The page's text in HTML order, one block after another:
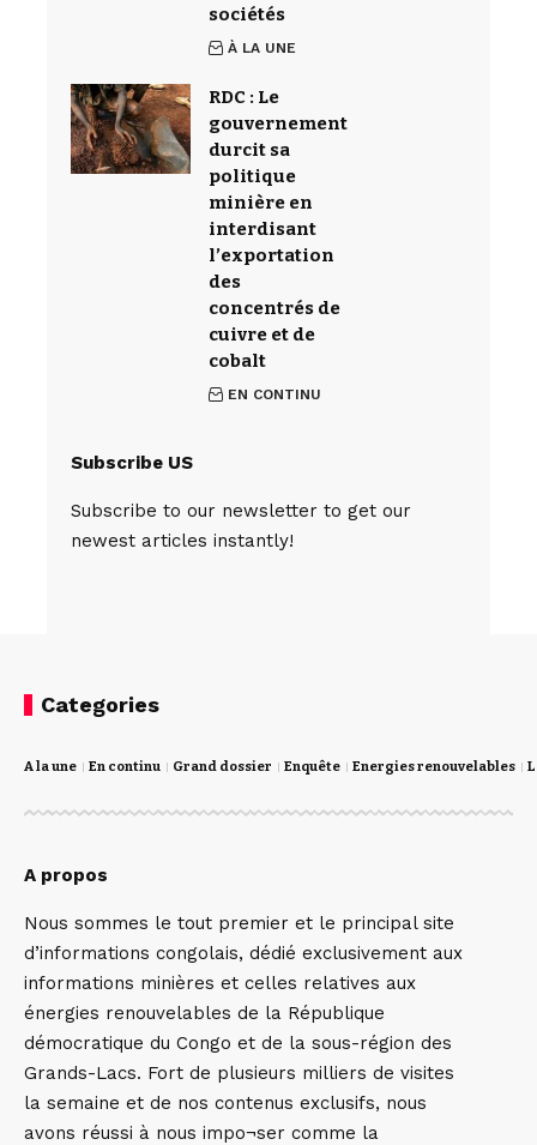
sociétés
À LA UNE
RDC : Le
gouvernement
durcit sa
politique
minière en
interdisant
l’exportation
des
concentrés de
cuivre et de
cobalt
EN CONTINU
Subscribe US
Subscribe to our newsletter to get our
newest articles instantly!
Categories
A la une En continu Grand dossier Enquête Energies renouvelables
A propos
Nous sommes le tout premier et le principal site
d’informations congolais, dédié exclusivement aux
informations minières et celles relatives aux
énergies renouvelables de la République
démocratique du Congo et de la sous-région des
Grands-Lacs. Fort de plusieurs milliers de visites
la semaine et de nos contenus exclusifs, nous
avons réussi à nous impo¬ser comme la